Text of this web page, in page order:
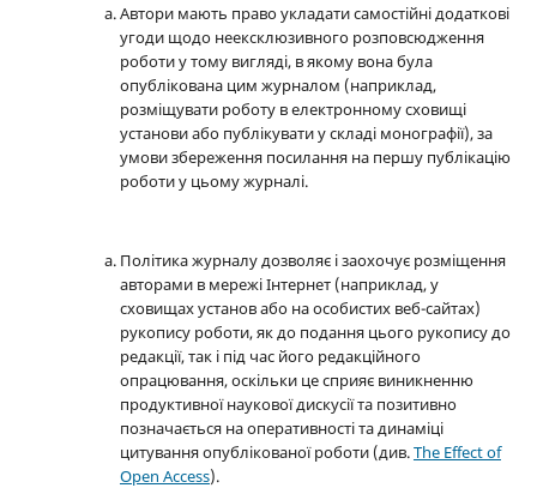
Автори мають право укладати самостійні додаткові
угоди щодо неексклюзивного розповсюдження
роботи у тому вигляді, в якому вона була
опублікована цим журналом (наприклад,
розміщувати роботу в електронному сховищі
установи або публікувати у складі монографії), за
умови збереження посилання на першу публікацію
роботи у цьому журналі.
Політика журналу дозволяє і заохочує розміщення
авторами в мережі Інтернет (наприклад, у
сховищах установ або на особистих веб-сайтах)
рукопису роботи, як до подання цього рукопису до
редакції, так і під час його редакційного
опрацювання, оскільки це сприяє виникненню
продуктивної наукової дискусії та позитивно
позначається на оперативності та динаміці
цитування опублікованої роботи (див.The Effect of
Open Access).